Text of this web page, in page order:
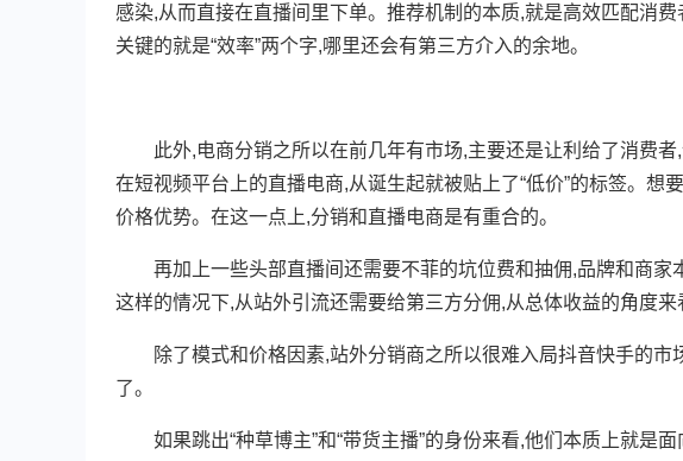
感染,从而直接在直播间里下单。推荐机制的本质,就是高效匹配消
关键的就是“效率”两个字,哪里还会有第三方介入的余地。
此外,电商分销之所以在前几年有市场,主要还是让利给了消费者
在短视频平台上的直播电商,从诞生起就被贴上了“低价”的标签。想
价格优势。在这一点上,分销和直播电商是有重合的。
再加上一些头部直播间还需要不菲的坑位费和抽佣,品牌和商家
这样的情况下,从站外引流还需要给第三方分佣,从总体收益的角度来
除了模式和价格因素,站外分销商之所以很难入局抖音快手的市
了。
如果跳出“种草博主”和“带货主播”的身份来看,他们本质上就是